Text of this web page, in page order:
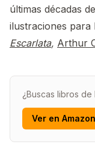
últimas décadas
ilustraciones para
Escarlata, Arthur
¿Buscas libros de
Ver en Amazon